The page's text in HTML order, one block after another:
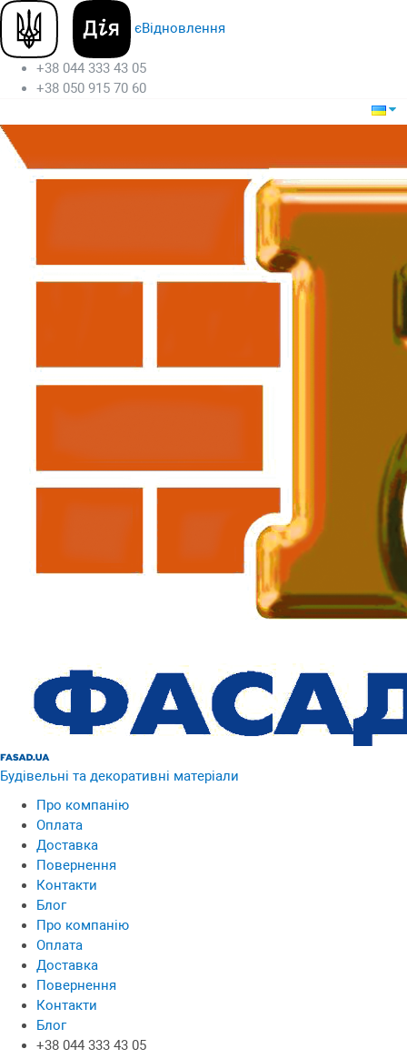
єВідновлення
+38 044 333 43 05
+38 050 915 70 60
Будівельні та декоративні матеріали
Про компанію
Оплата
Доставка
Повернення
Контакти
Блог
Про компанію
Оплата
Доставка
Повернення
Контакти
Блог
+38 044 333 43 05